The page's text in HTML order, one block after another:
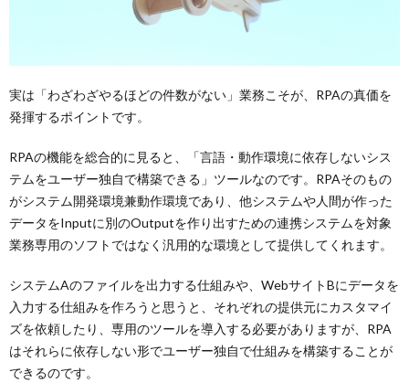
実は「わざわざやるほどの件数がない」業務こそが、RPAの真価を
発揮するポイントです。
RPAの機能を総合的に見ると、「言語・動作環境に依存しないシス
テムをユーザー独自で構築できる」ツールなのです。RPAそのもの
がシステム開発環境兼動作環境であり、他システムや人間が作った
データをInputに別のOutputを作り出すための連携システムを対象
業務専用のソフトではなく汎用的な環境として提供してくれます。
システムAのファイルを出力する仕組みや、WebサイトBにデータを
入力する仕組みを作ろうと思うと、それぞれの提供元にカスタマイ
ズを依頼したり、専用のツールを導入する必要がありますが、RPA
はそれらに依存しない形でユーザー独自で仕組みを構築することが
できるのです。